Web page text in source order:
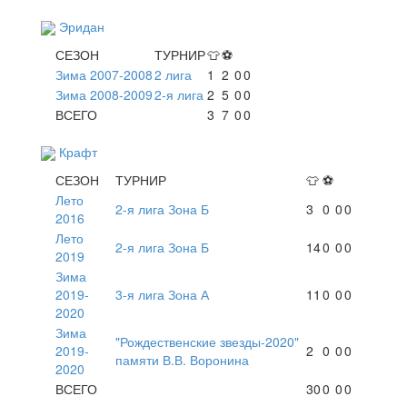
Эридан
СЕЗОН
ТУРНИР👕⚽
Зима 2007-20082 лига 1 2 00
Зима 2008-20092-я лига 2 5 00
ВСЕГО
3 7 00
Крафт
СЕЗОН
ТУРНИР 👕 ⚽
Лето
2016
2-я лига Зона Б 3 0 00
Лето
2019
2-я лига Зона Б 140 00
Зима
2019-
2020
3-я лига Зона А 11 0 00
Зима
2019-
2020
"Рождественские звезды-2020"
памяти В.В. Воронина
2 0 00
ВСЕГО 300 00